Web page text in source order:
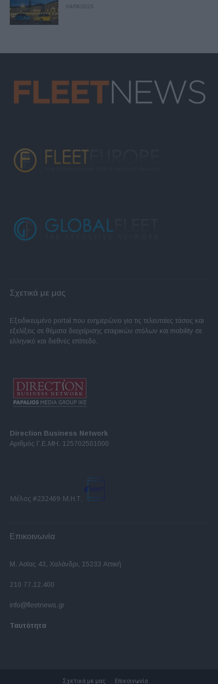
04/08/2026
Σχετικά με μας
Εξειδικευμένο portal που ενημερώνει για τις τελευταίες τάσεις και
εξελίξεις σε θέματα διαχείρισης εταιρικών στόλων και mobility σε
ελληνικό και διεθνές επίπεδο.
Direction Business Network
Αριθμός Γ.Ε.ΜΗ. 125702501000
Μέλος #232469 Μ.Η.Τ.
Επικοινωνία
Μ. Ασίας 43, Χαλάνδρι, 15233 Αττική
210 77.12.400
info@fleetnews.gr
Ταυτότητα
Σχετικά με μας Επικοινωνία